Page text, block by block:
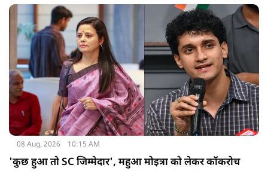
08 Aug, 2026 10:15 AM
'कुछ हुआ तो SC जिम्मेदार', महुआ मोइत्रा को लेकर कॉकरोच